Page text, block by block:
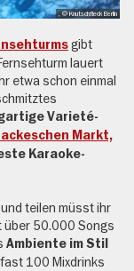
, © Knutschfleck Berlin
gibt
lauert
etwa schon einmal
Varieté-
Markt,
Karaoke-
teilen müsst ihr
über 50.000 Songs
Ambiente im Stil
100 Mixdrinks